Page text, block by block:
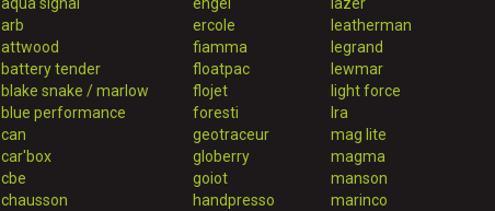
aqua signal
arb
attwood
battery tender
blake snake / marlow
blue performance
can
car'box
cbe
chausson
engel
ercole
fiamma
floatpac
flojet
foresti
geotraceur
globerry
goiot
handpresso
lazer
leatherman
legrand
lewmar
light force
lra
mag lite
magma
manson
marinco